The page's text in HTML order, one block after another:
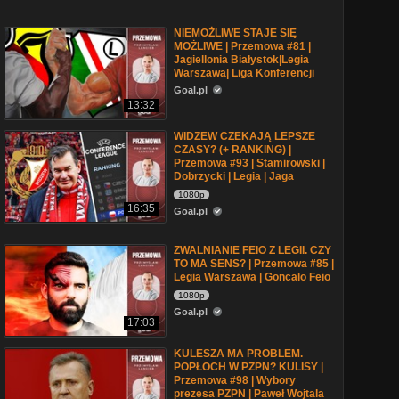
13:32
NIEMOŻLIWE STAJE SIĘ
MOŻLIWE | Przemowa #81 |
Jagiellonia Białystok|Legia
Warszawa| Liga Konferencji
Goal.pl
16:35
WIDZEW CZEKAJĄ LEPSZE
CZASY? (+ RANKING) |
Przemowa #93 | Stamirowski |
Dobrzycki | Legia | Jaga
1080p
Goal.pl
17:03
ZWALNIANIE FEIO Z LEGII. CZY
TO MA SENS? | Przemowa #85 |
Legia Warszawa | Goncalo Feio
1080p
Goal.pl
KULESZA MA PROBLEM.
POPŁOCH W PZPN? KULISY |
Przemowa #98 | Wybory
prezesa PZPN | Paweł Wojtala